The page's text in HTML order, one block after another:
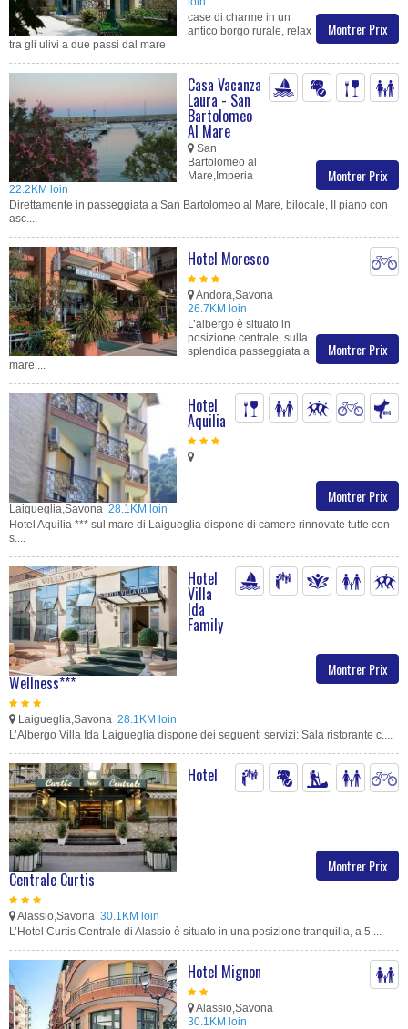
Montrer Prix
case di charme in un
antico borgo rurale, relax
tra gli ulivi a due passi dal mare
Montrer Prix
Casa Vacanza
Laura - San
Bartolomeo
Al Mare
San
Bartolomeo al
Mare,Imperia
22.2KM loin
Direttamente in passeggiata a San Bartolomeo al Mare, bilocale, II piano con
asc....
Montrer Prix
Hotel Moresco
Andora,Savona
26.7KM loin
L’albergo è situato in
posizione centrale, sulla
splendida passeggiata a
mare....
Montrer Prix
Hotel
Aquilia
Laigueglia,Savona 28.1KM loin
Hotel Aquilia *** sul mare di Laigueglia dispone di camere rinnovate tutte con
s....
Montrer Prix
Hotel
Villa
Ida
Family
Wellness***
Laigueglia,Savona 28.1KM loin
L’Albergo Villa Ida Laigueglia dispone dei seguenti servizi: Sala ristorante c....
Montrer Prix
Hotel
Centrale Curtis
Alassio,Savona 30.1KM loin
L’Hotel Curtis Centrale di Alassio è situato in una posizione tranquilla, a 5....
Hotel Mignon
Alassio,Savona
30.1KM loin